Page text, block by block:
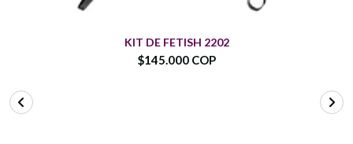
KIT DE FETISH 2202
$145.000 COP